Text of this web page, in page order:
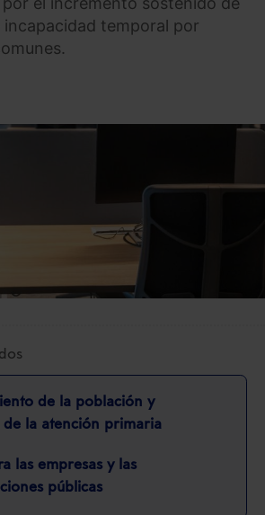
incapacidad temporal por
de la población y
de la atención primaria
las empresas y las
públicas